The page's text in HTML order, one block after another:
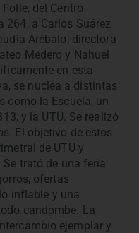
del Centro
264, a Carlos Suárez
Arébalo, directora
Medero y Nahuel
en esta
se nuclea a distintas
como la Escuela, un
y la UTU. Se realizó
El objetivo de estos
de UTU y
trató de una feria
ofertas
inflable y una
candombe. La
ejemplar y